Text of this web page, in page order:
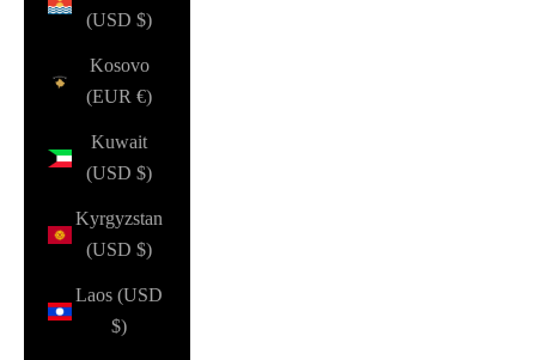
(USD $)
Kosovo
(EUR €)
Kuwait
(USD $)
Kyrgyzstan
(USD $)
Laos (USD
$)